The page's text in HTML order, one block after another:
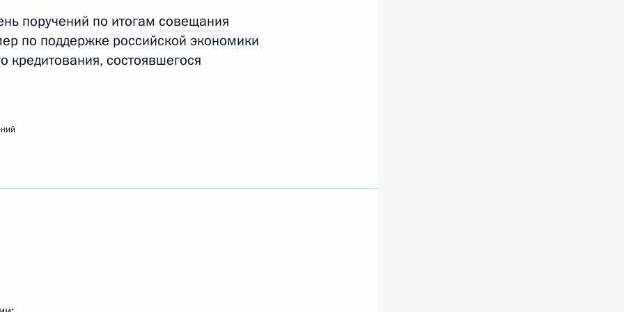
о санитарно-эпидемиологической
поручений по итогам совещания
по поддержке российской экономики
кредитования, состоявшегося